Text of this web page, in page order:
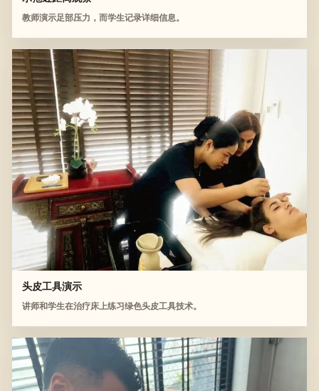
教师演示足部压力，而学生记录详细信息。
头皮工具演示
讲师和学生在治疗床上练习绿色头皮工具技术。